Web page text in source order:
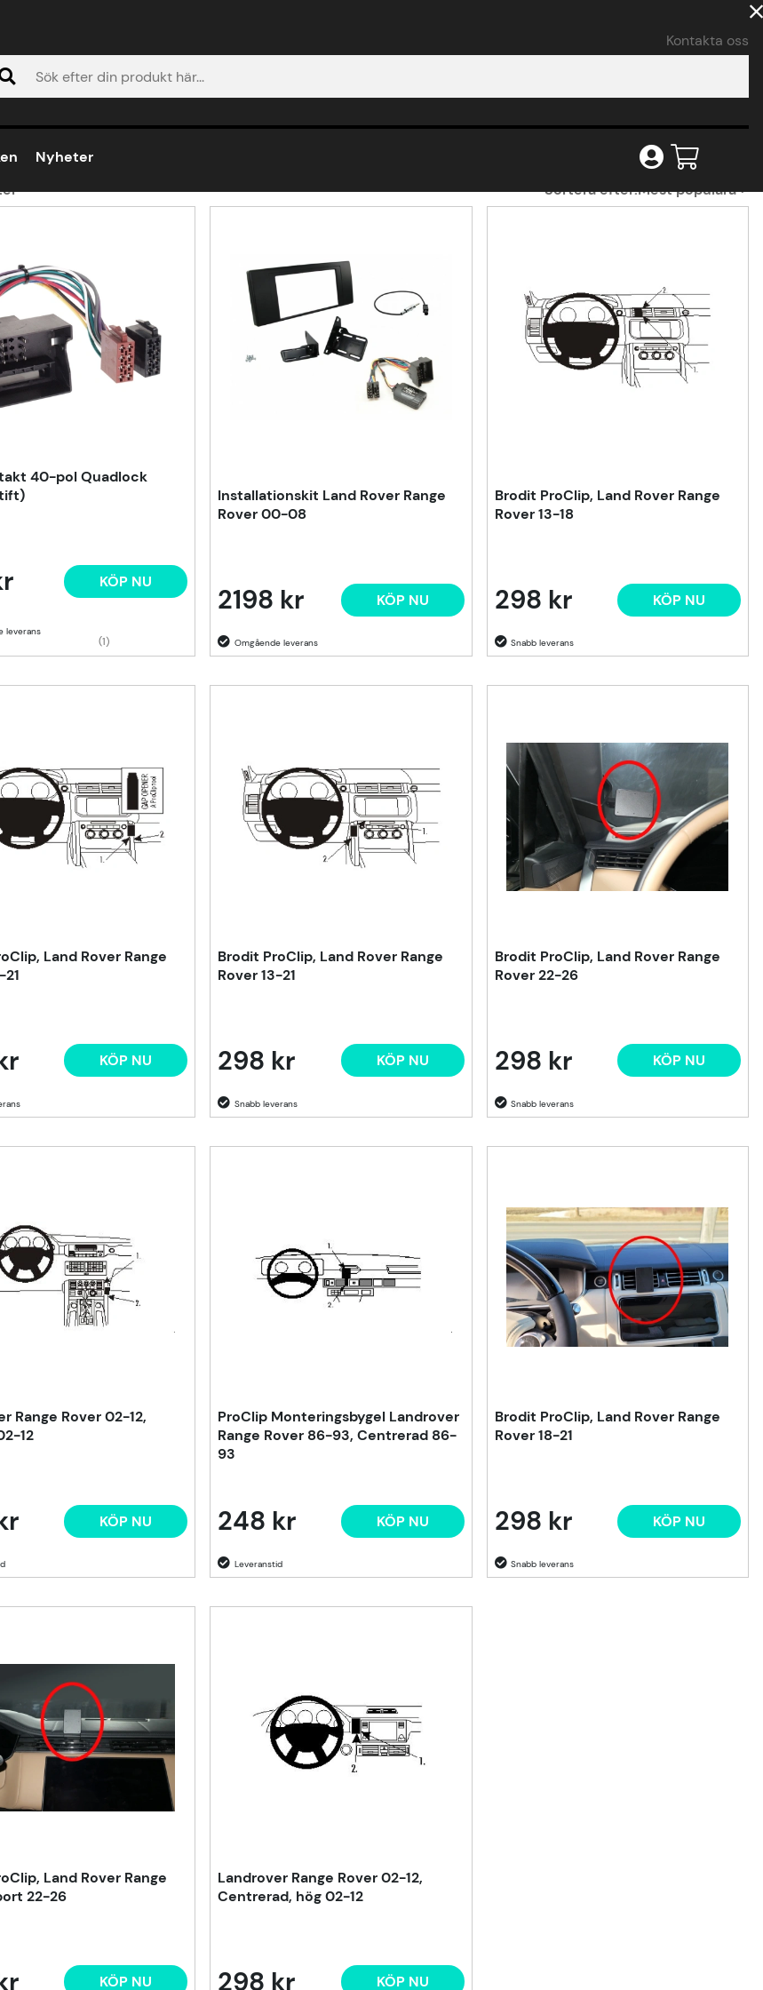
Kontakta oss
Nyheter
Rover
Sortera efter:Mest populära
40-pol Quadlock
(1)
KÖP NU
Installationskit Land Rover Range
Rover 00-08
2198 kr KÖP NU
Brodit ProClip, Land Rover Range
Rover 13-18
298 kr KÖP NU
Land Rover Range
KÖP NU
Brodit ProClip, Land Rover Range
Rover 13-21
298 kr KÖP NU
Brodit ProClip, Land Rover Range
Rover 22-26
298 kr KÖP NU
Range Rover 02-12,
12
KÖP NU
ProClip Monteringsbygel Landrover
Range Rover 86-93, Centrerad 86-
93
248 kr KÖP NU
Brodit ProClip, Land Rover Range
Rover 18-21
298 kr KÖP NU
Land Rover Range
22-26
KÖP NU
Landrover Range Rover 02-12,
Centrerad, hög 02-12
298 kr KÖP NU